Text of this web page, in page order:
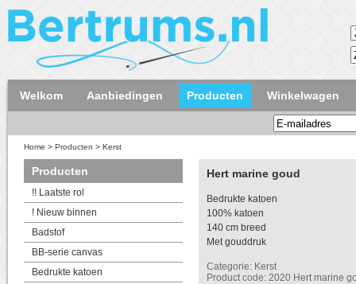
Welkom Aanbiedingen Producten Winkelwagen
Home > Producten > Kerst
Producten
!! Laatste rol
! Nieuw binnen
Badstof
BB-serie canvas
Bedrukte katoen
Hert marine goud
Bedrukte katoen
100% katoen
140 cm breed
Met gouddruk
Categorie: Kerst
Product code: 2020 Hert marine